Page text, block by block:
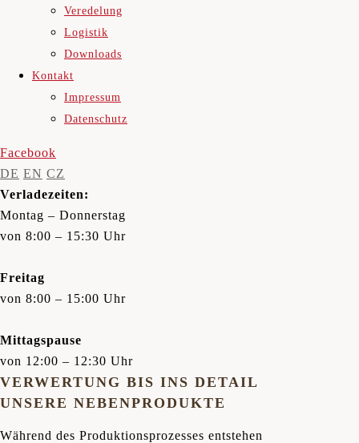
Veredelung
Logistik
Downloads
Kontakt
Impressum
Datenschutz
Facebook
DE EN CZ
Verladezeiten:
Montag – Donnerstag
von 8:00 – 15:30 Uhr
Freitag
von 8:00 – 15:00 Uhr
Mittagspause
von 12:00 – 12:30 Uhr
VERWERTUNG BIS INS DETAIL
UNSERE NEBENPRODUKTE
Während des Produktionsprozesses entstehen